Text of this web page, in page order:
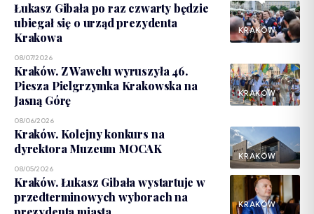
KRAKÓW
Łukasz Gibała po raz czwarty będzie
ubiegał się o urząd prezydenta
Krakowa
08/07/2026
KRAKÓW
Kraków. Z Wawelu wyruszyła 46.
Piesza Pielgrzymka Krakowska na
Jasną Górę
08/06/2026
KRAKÓW
Kraków. Kolejny konkurs na
dyrektora Muzeum MOCAK
08/05/2026
KRAKÓW
Kraków. Łukasz Gibała wystartuje w
przedterminowych wyborach na